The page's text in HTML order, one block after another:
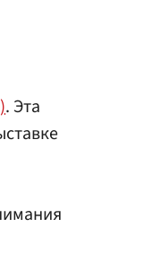
. Эта